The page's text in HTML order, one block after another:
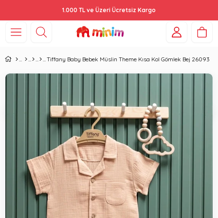
1.000 TL ve Üzeri Ücretsiz Kargo
Tiffany Baby Bebek Müslin Theme Kısa Kol Gömlek Bej 26093